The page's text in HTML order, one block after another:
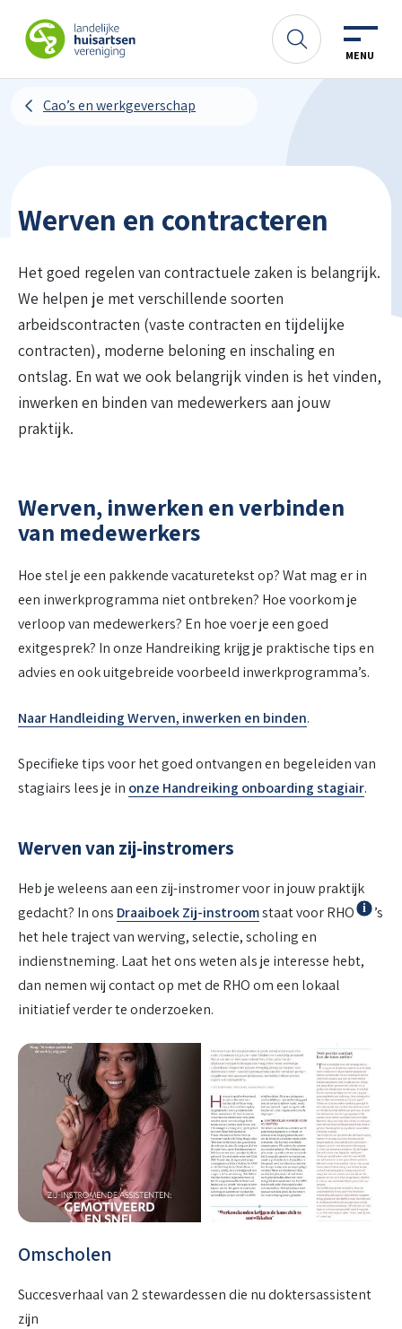
LHV
MENU
Zoeken
Cao’s en werkgeverschap
Werven en contracteren
Het goed regelen van contractuele zaken is belangrijk.
We helpen je met verschillende soorten
arbeidscontracten (vaste contracten en tijdelijke
contracten), moderne beloning en inschaling en
ontslag. En wat we ook belangrijk vinden is het vinden,
inwerken en binden van medewerkers aan jouw
praktijk.
Werven, inwerken en verbinden
van medewerkers
Hoe stel je een pakkende vacaturetekst op? Wat mag er in
een inwerkprogramma niet ontbreken? Hoe voorkom je
verloop van medewerkers? En hoe voer je een goed
exitgesprek? In onze Handreiking krijg je praktische tips en
advies en ook uitgebreide voorbeeld inwerkprogramma’s.
Naar Handleiding Werven, inwerken en binden.
Specifieke tips voor het goed ontvangen en begeleiden van
stagiairs lees je in onze Handreiking onboarding stagiair.
Werven van zij-instromers
Heb je weleens aan een zij-instromer voor in jouw praktijk
gedacht? In ons Draaiboek Zij-instroomstaat voor RHO
Info
’s
het hele traject van werving, selectie, scholing en
indienstneming. Laat het ons weten als je interesse hebt,
dan nemen wij contact op met de RHO om een lokaal
initiatief verder te onderzoeken.
Omscholen
Succesverhaal van 2 stewardessen die nu doktersassistent
zijn